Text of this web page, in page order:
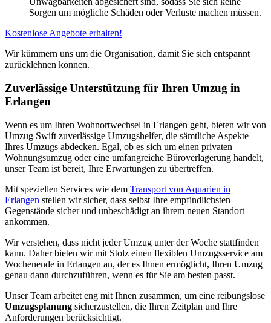
Sorgen um mögliche Schäden oder Verluste machen müssen.
Kostenlose Angebote erhalten!
Wir kümmern uns um die Organisation, damit Sie sich entspannt
zurücklehnen können.
Zuverlässige Unterstützung für Ihren Umzug in
Erlangen
Wenn es um Ihren Wohnortwechsel in Erlangen geht, bieten wir von
Umzug Swift zuverlässige Umzugshelfer, die sämtliche Aspekte
Ihres Umzugs abdecken. Egal, ob es sich um einen privaten
Wohnungsumzug oder eine umfangreiche Büroverlagerung handelt,
unser Team ist bereit, Ihre Erwartungen zu übertreffen.
Mit speziellen Services wie dem Transport von Aquarien in
Erlangen stellen wir sicher, dass selbst Ihre empfindlichsten
Gegenstände sicher und unbeschädigt an ihrem neuen Standort
ankommen.
Wir verstehen, dass nicht jeder Umzug unter der Woche stattfinden
kann. Daher bieten wir mit Stolz einen flexiblen Umzugsservice am
Wochenende in Erlangen an, der es Ihnen ermöglicht, Ihren Umzug
genau dann durchzuführen, wenn es für Sie am besten passt.
Unser Team arbeitet eng mit Ihnen zusammen, um eine reibungslose
Umzugsplanung sicherzustellen, die Ihren Zeitplan und Ihre
Anforderungen berücksichtigt.